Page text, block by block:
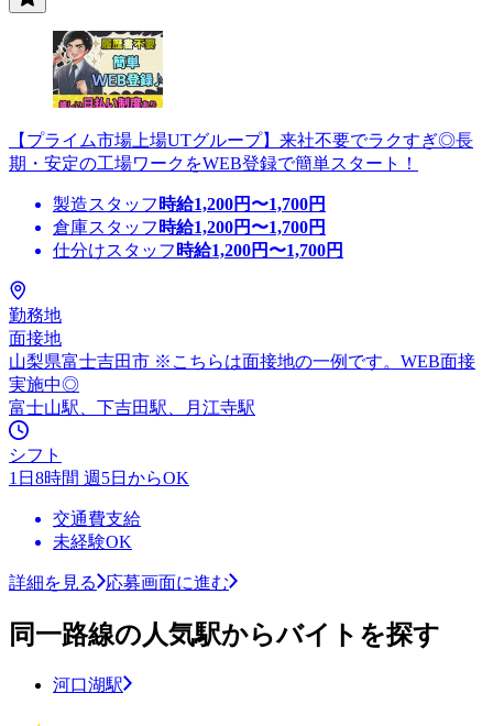
【プライム市場上場UTグループ】来社不要でラクすぎ◎長
期・安定の工場ワークをWEB登録で簡単スタート！
製造スタッフ 時給1,200円〜1,700円
倉庫スタッフ 時給1,200円〜1,700円
仕分けスタッフ 時給1,200円〜1,700円
勤務地
面接地
山梨県富士吉田市 ※こちらは面接地の一例です。WEB面接
実施中◎
富士山駅、下吉田駅、月江寺駅
シフト
1日8時間 週5日からOK
交通費支給
未経験OK
詳細を見る 応募画面に進む
同一路線の人気駅からバイトを探す
河口湖駅